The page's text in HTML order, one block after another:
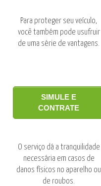
Para proteger seu veículo,
você também pode usufruir
de uma série de vantagens.
O serviço dá a tranquilidade
necessária em casos de
danos físicos no aparelho ou
de roubos.
SIMULE E
CONTRATE